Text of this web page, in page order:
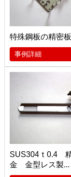
特殊鋼板の精密
事例詳細
SUS304ｔ0.4
金 金型レス製...